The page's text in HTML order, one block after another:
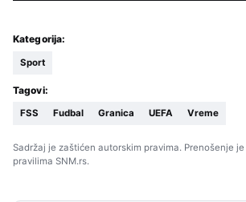
Kategorija:
Sport
Tagovi:
FSS Fudbal Granica UEFA Vreme
Sadržaj je zaštićen autorskim pravima. Prenošenje
pravilima SNM.rs.